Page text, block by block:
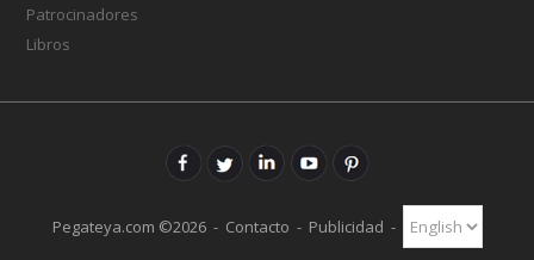
Patrocinadores
Libros
Pegateya.com ©2026 - Contacto - Publicidad -